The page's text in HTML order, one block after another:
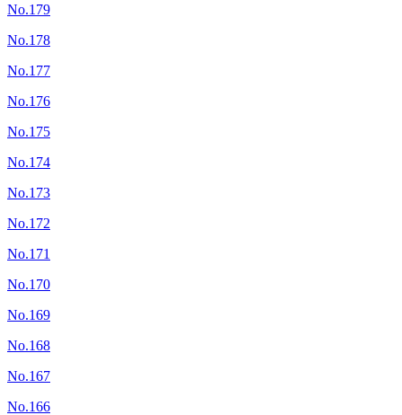
No.179
No.178
No.177
No.176
No.175
No.174
No.173
No.172
No.171
No.170
No.169
No.168
No.167
No.166